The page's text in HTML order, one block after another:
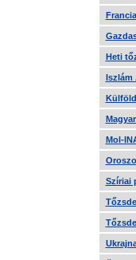
Heti
Iszlám
Mol-
Szíriai